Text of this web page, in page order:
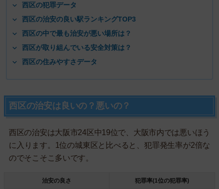
西区の犯罪データ
西区の治安の良い駅ランキングTOP3
西区の中で最も治安が悪い場所は？
西区が取り組んでいる安全対策は？
西区の住みやすさデータ
西区の治安は良いの？悪いの？
西区の治安は大阪市24区中19位で、大阪市内では悪いほう
に入ります。1位の城東区と比べると、犯罪発生率が2倍な
のでそこそこ多いです。
治安の良さ 犯罪率(1位の犯罪率)